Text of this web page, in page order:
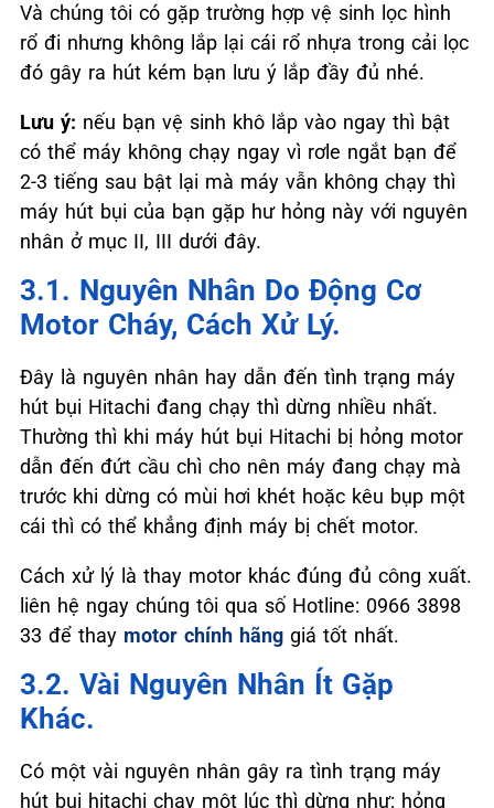
Và chúng tôi có gặp trường hợp vệ sinh lọc hình
rổ đi nhưng không lắp lại cái rổ nhựa trong cải lọc
đó gây ra hút kém bạn lưu ý lắp đầy đủ nhé.
Lưu ý: nếu bạn vệ sinh khô lắp vào ngay thì bật
có thể máy không chạy ngay vì rơle ngắt bạn để
2-3 tiếng sau bật lại mà máy vẫn không chạy thì
máy hút bụi của bạn gặp hư hỏng này với nguyên
nhân ở mục II, III dưới đây.
3.1. Nguyên Nhân Do Động Cơ
Motor Cháy, Cách Xử Lý.
Đây là nguyên nhân hay dẫn đến tình trạng máy
hút bụi Hitachi đang chạy thì dừng nhiều nhất.
Thường thì khi máy hút bụi Hitachi bị hỏng motor
dẫn đến đứt cầu chì cho nên máy đang chạy mà
trước khi dừng có mùi hơi khét hoặc kêu bụp một
cái thì có thể khẳng định máy bị chết motor.
Cách xử lý là thay motor khác đúng đủ công xuất.
liên hệ ngay chúng tôi qua số Hotline: 0966 3898
33 để thay motor chính hãng giá tốt nhất.
3.2. Vài Nguyên Nhân Ít Gặp
Khác.
Có một vài nguyên nhân gây ra tình trạng máy
hút bụi hitachi chạy một lúc thì dừng như: hỏng